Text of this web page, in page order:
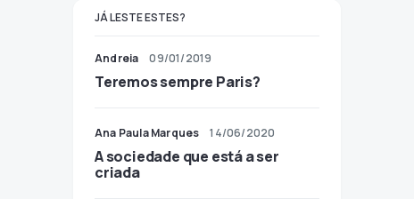
JÁ LESTE ESTES?
Andreia 09/01/2019
Teremos sempre Paris?
Ana Paula Marques 14/06/2020
A sociedade que está a ser
criada